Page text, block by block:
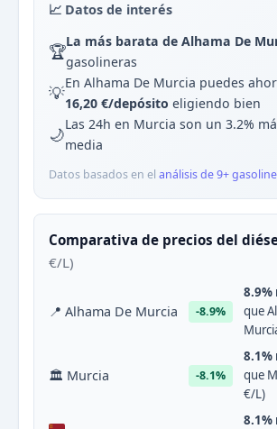
📈 Datos de interés
🏆La más barata de Alhama De
gasolineras
💡En Alhama De Murcia puedes
16,20 €/depósito eligiendo bien
🌙Las 24h en Murcia son un 3.2%
media
Datos basados en el análisis de 9+
Comparativa de precios del
€/L)
📍 Alhama De Murcia -8.9%
8.9%
que
🏛 Murcia -8.1%
8.1%
que
€/L)
8.1%